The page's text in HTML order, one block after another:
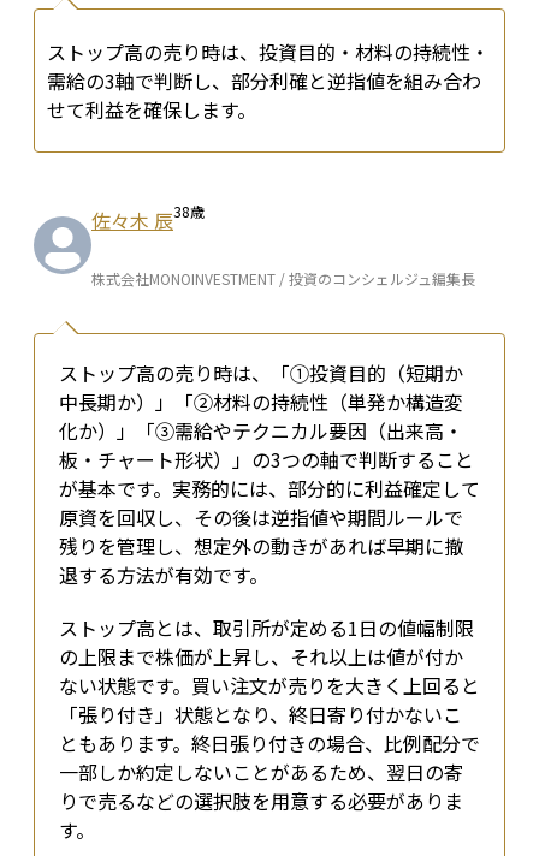
ストップ高の売り時は、投資目的・材料の持続性・
需給の3軸で判断し、部分利確と逆指値を組み合わ
せて利益を確保します。
佐々木 辰38歳
株式会社MONOINVESTMENT / 投資のコンシェルジュ編集長
ストップ高の売り時は、「①投資目的（短期か
中長期か）」「②材料の持続性（単発か構造変
化か）」「③需給やテクニカル要因（出来高・
板・チャート形状）」の3つの軸で判断すること
が基本です。実務的には、部分的に利益確定して
原資を回収し、その後は逆指値や期間ルールで
残りを管理し、想定外の動きがあれば早期に撤
退する方法が有効です。
ストップ高とは、取引所が定める1日の値幅制限
の上限まで株価が上昇し、それ以上は値が付か
ない状態です。買い注文が売りを大きく上回ると
「張り付き」状態となり、終日寄り付かないこ
ともあります。終日張り付きの場合、比例配分で
一部しか約定しないことがあるため、翌日の寄
りで売るなどの選択肢を用意する必要がありま
す。